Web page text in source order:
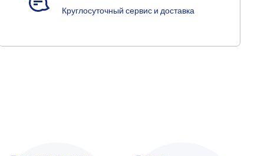
Круглосуточный сервис и доставка